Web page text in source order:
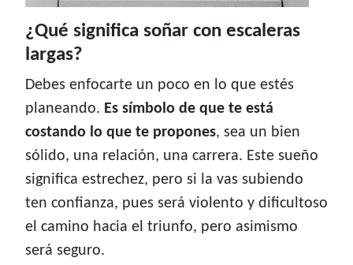
¿Qué significa soñar con escaleras
largas?
Debes enfocarte un poco en lo que estés
planeando. Es símbolo de que te está
costando lo que te propones, sea un bien
sólido, una relación, una carrera. Este sueño
significa estrechez, pero si la vas subiendo
ten confianza, pues será violento y dificultoso
el camino hacia el triunfo, pero asimismo
será seguro.